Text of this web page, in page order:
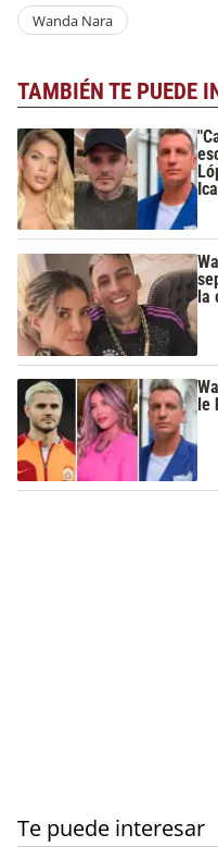
Wanda Nara
TAMBIÉN TE PUEDE
la
le